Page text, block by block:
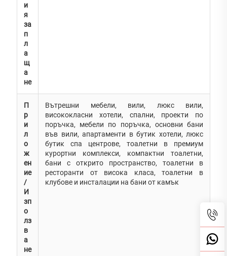
и
я
за
п
л
а
щ
а
не
П
р
и
л
о
ж
ен
ие
/
И
зп
о
лз
в
а
не
Вътрешни мебели, вили, люкс вили,
висококласни хотели, спални, проекти по
поръчка, мебели по поръчка, основни бани
във вили, апартаменти в бутик хотели, люкс
бутик спа центрове, тоалетни в премиум
курортни комплекси, компактни тоалетни,
бани с открито пространство, тоалетни в
ресторанти от висока класа, тоалетни в
клубове и инсталации на бани от камък